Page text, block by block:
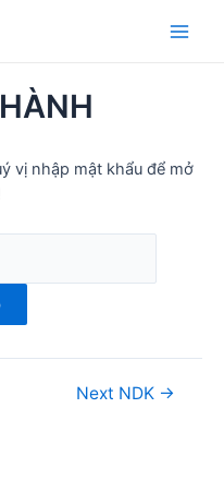
Main
vị nhập mật khẩu để mở
Next NDK →